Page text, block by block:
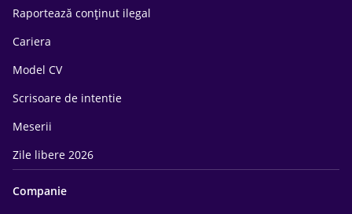
Raportează conținut ilegal
Cariera
Model CV
Scrisoare de intentie
Meserii
Zile libere 2026
Companie